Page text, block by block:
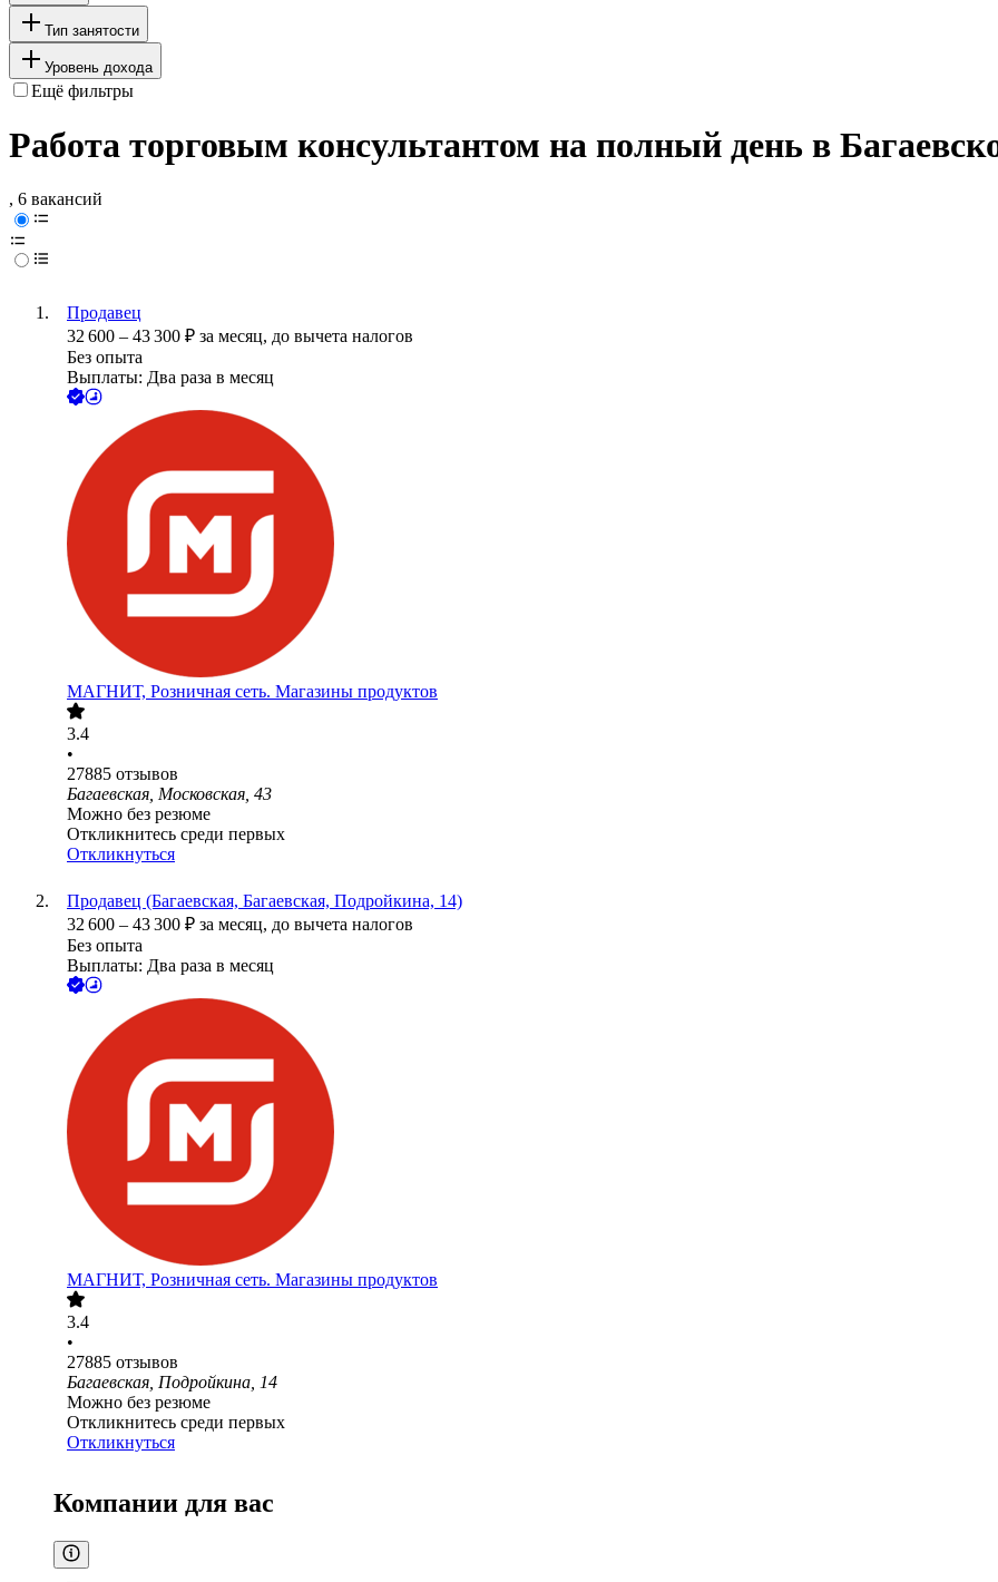
Тип занятости
Уровень дохода
Ещё фильтры
Работа торговым консультантом на полный день в
, 6 вакансий
Продавец
32 600 – 43 300 ₽ за месяц, до вычета налогов
Без опыта
Выплаты: Два раза в месяц
МАГНИТ, Розничная сеть. Магазины продуктов
3.4
•
27885 отзывов
Багаевская, Московская, 43
Можно без резюме
Откликнитесь среди первых
Откликнуться
Продавец (Багаевская, Багаевская, Подройкина, 14)
32 600 – 43 300 ₽ за месяц, до вычета налогов
Без опыта
Выплаты: Два раза в месяц
МАГНИТ, Розничная сеть. Магазины продуктов
3.4
•
27885 отзывов
Багаевская, Подройкина, 14
Можно без резюме
Откликнитесь среди первых
Откликнуться
Компании для вас